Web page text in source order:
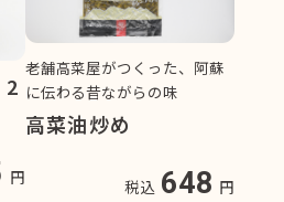
円
老舗高菜屋がつくった、阿蘇
に伝わる昔ながらの味
高菜油炒め
税込 648 円